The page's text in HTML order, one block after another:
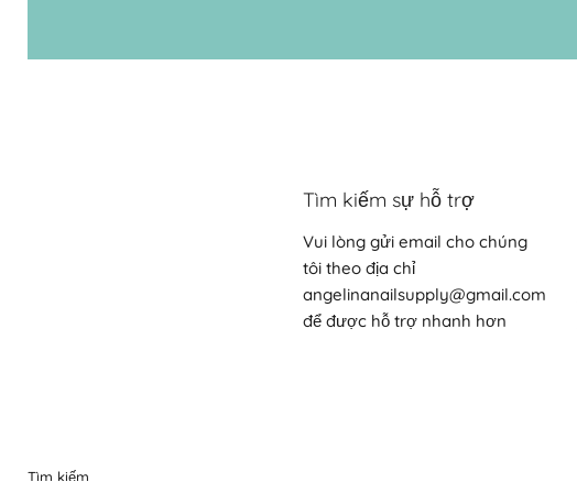
Tìm kiếm sự hỗ trợ
Vui lòng gửi email cho chúng
tôi theo địa chỉ
angelinanailsupply@gmail.com
để được hỗ trợ nhanh hơn
Tìm kiếm